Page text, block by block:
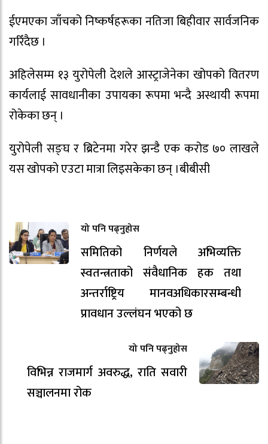
ईएमएका जाँचको निष्कर्षहरूका नतिजा बिहीवार सार्वजनिक
गरिँदैछ ।
अहिलेसम्म १३ युरोपेली देशले आस्ट्राजेनेका खोपको वितरण
कार्यलाई सावधानीका उपायका रूपमा भन्दै अस्थायी रूपमा
रोकेका छन् ।
युरोपेली सङ्घ र ब्रिटेनमा गरेर झन्डै एक करोड ७० लाखले
यस खोपको एउटा मात्रा लिइसकेका छन् ।बीबीसी
यो पनि पढ्नुहोस
समितिको निर्णयले अभिव्यक्ति
स्वतन्त्रताको संवैधानिक हक तथा
अन्तर्राष्ट्रिय मानवअधिकारसम्बन्धी
प्रावधान उल्लंघन भएको छ
यो पनि पढ्नुहोस
विभिन्न राजमार्ग अवरुद्ध, राति सवारी
सञ्चालनमा रोक